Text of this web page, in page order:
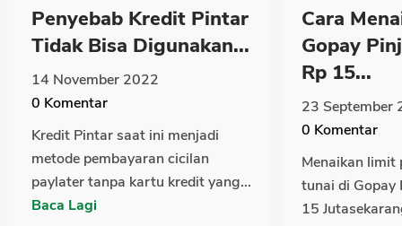
Penyebab Kredit Pintar
Tidak Bisa Digunakan...
14 November 2022
0 Komentar
Kredit Pintar saat ini menjadi
metode pembayaran cicilan
paylater tanpa kartu kredit yang...
Baca Lagi
Cara
Gopay
Rp 15...
23 September
0 Komentar
Menaikan limit
tunai di Gopay
15